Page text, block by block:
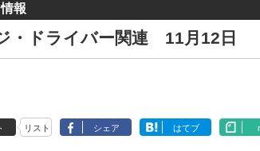
報
・ドライバー関連 11月12日
リスト シェア はてブ